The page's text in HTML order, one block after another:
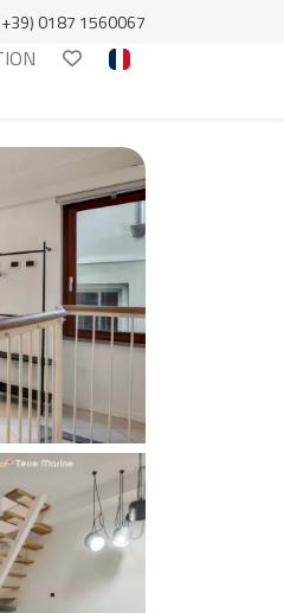
0187 1560067